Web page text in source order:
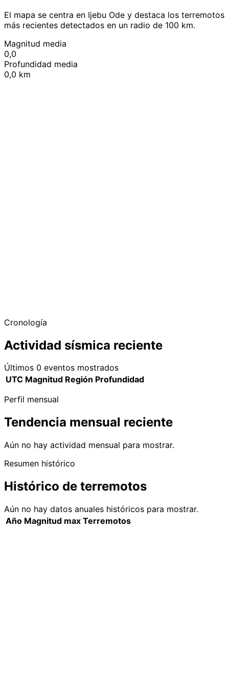
El mapa se centra en Ijebu Ode y destaca los terremotos
más recientes detectados en un radio de 100 km.
Magnitud media
0,0
Profundidad media
0,0 km
Cronología
Actividad sísmica reciente
Últimos 0 eventos mostrados
UTC Magnitud Región Profundidad
Perfil mensual
Tendencia mensual reciente
Aún no hay actividad mensual para mostrar.
Resumen histórico
Histórico de terremotos
Aún no hay datos anuales históricos para mostrar.
Año Magnitud max Terremotos